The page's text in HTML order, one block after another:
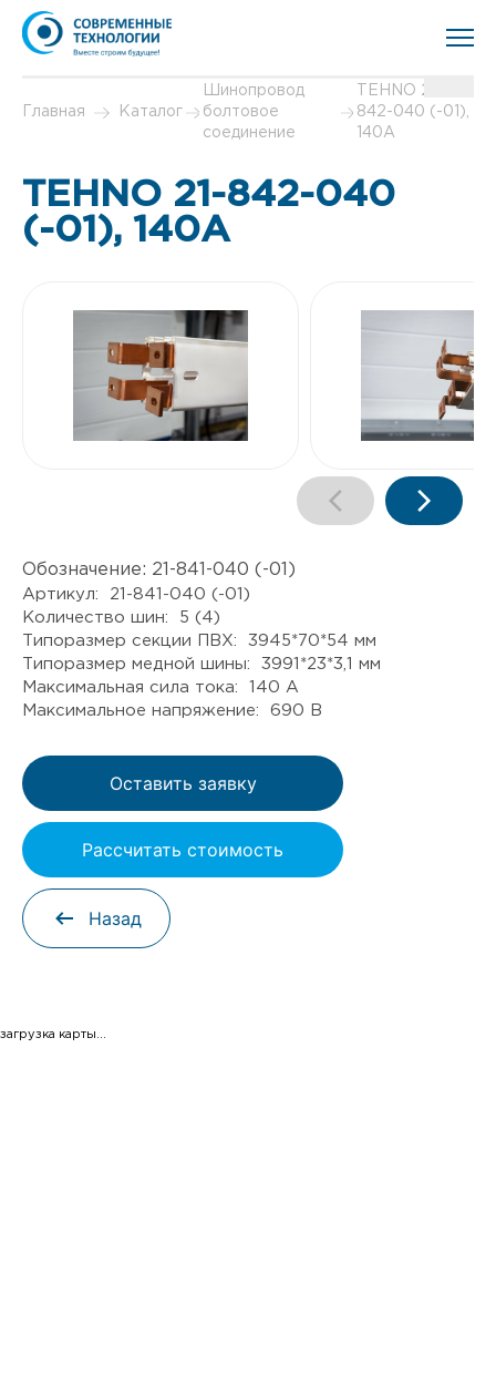
Главная Каталог
Шинопровод
болтовое
соединение
TEHNO 21-
842-040 (-01),
140А
TEHNO 21-842-040
(-01), 140А
Обозначение: 21-841-040 (-01)
Артикул: 21-841-040 (-01)
Количество шин: 5 (4)
Типоразмер секции ПВХ: 3945*70*54 мм
Типоразмер медной шины: 3991*23*3,1 мм
Максимальная сила тока: 140 А
Максимальное напряжение: 690 В
Оставить заявку
Рассчитать стоимость
Назад
загрузка карты...